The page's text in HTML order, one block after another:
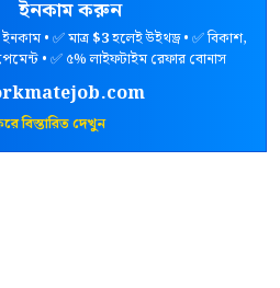
ইনকাম করুন
• ✅ মাত্র$3হলেই উইথড্র • ✅ বিকাশ,
• ✅ ৫% লাইফটাইম রেফার বোনাস
বিস্তারিত দেখুন